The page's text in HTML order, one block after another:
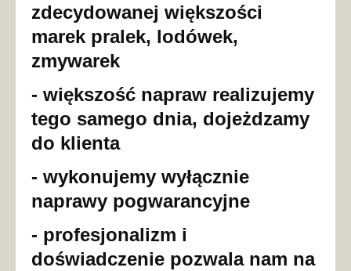
zdecydowanej większości
marek pralek, lodówek,
zmywarek
- większość napraw realizujemy
tego samego dnia, dojeżdzamy
do klienta
- wykonujemy wyłącznie
naprawy pogwarancyjne
- profesjonalizm i
doświadczenie pozwala nam na